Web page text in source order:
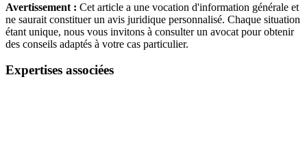
Avertissement : Cet article a une vocation d'information générale et
ne saurait constituer un avis juridique personnalisé. Chaque situation
étant unique, nous vous invitons à consulter un avocat pour obtenir
des conseils adaptés à votre cas particulier.
Expertises associées